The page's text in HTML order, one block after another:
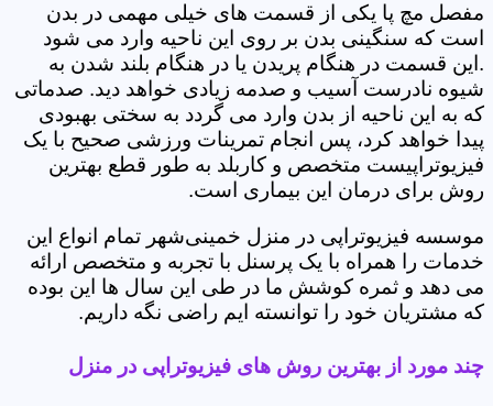
مفصل مچ پا یکی از قسمت های خیلی مهمی در بدن
است که سنگینی بدن بر روی این ناحیه وارد می شود
.این قسمت در هنگام پریدن یا در هنگام بلند شدن به
شیوه نادرست آسیب و صدمه زیادی خواهد دید. صدماتی
که به این ناحیه از بدن وارد می گردد به سختی بهبودی
پیدا خواهد کرد، پس انجام تمرینات ورزشی صحیح با یک
فیزیوتراپیست متخصص و کاربلد به طور قطع بهترین
روش برای درمان این بیماری است.
موسسه فیزیوتراپی در منزل خمینی‌شهر تمام انواع این
خدمات را همراه با یک پرسنل با تجربه و متخصص ارائه
می دهد و ثمره کوشش ما در طی این سال ها این بوده
که مشتریان خود را توانسته ایم راضی نگه داریم.
چند مورد از بهترین روش های فیزیوتراپی در منزل